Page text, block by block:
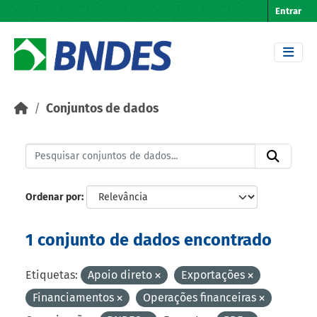
Entrar
Conjuntos de dados
Ordenar por
1 conjunto de dados encontrado
Etiquetas: Apoio direto
Exportações
Financiamentos
Operações financeiras